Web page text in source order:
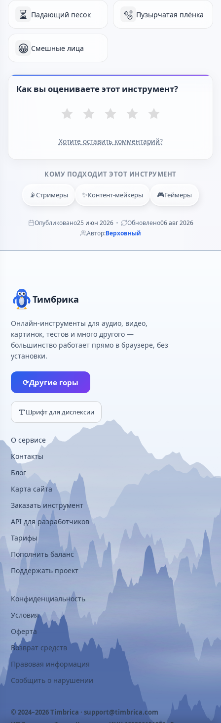
⏳ Падающий песок 🫧 Пузырчатая плёнка
😀 Смешные лица
Как вы оцениваете этот инструмент?
Хотите оставить комментарий?
КОМУ ПОДХОДИТ ЭТОТ ИНСТРУМЕНТ
📡Стримеры ✨Контент-мейкеры 🎮Геймеры
Опубликовано25 июн 2026 Обновлено06 авг 2026
Автор:Верховный
Тимбрика
Онлайн-инструменты для аудио, видео,
картинок, тестов и много другого —
большинство работает прямо в браузере, без
установки.
⟳Другие горы
Шрифт для дислексии
О сервисе
Контакты
Блог
Карта сайта
Заказать инструмент
API для разработчиков
Тарифы
Пополнить баланс
Поддержать проект
Конфиденциальность
Условия
Оферта
Возврат средств
Правовая информация
Сообщить о нарушении
© 2024–2026 Timbrica · support@timbrica.com